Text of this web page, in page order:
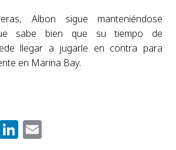
Albon sigue manteniéndose
sabe bien que su tiempo de
llegar a jugarle en contra para
en Marina Bay.
LinkedIn
Email